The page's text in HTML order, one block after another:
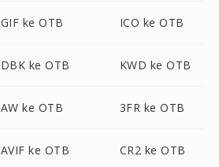
GIF ke OTB ICO ke OTB
DBK ke OTB KWD ke OTB
AW ke OTB 3FR ke OTB
AVIF ke OTB CR2 ke OTB